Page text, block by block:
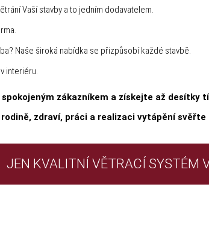
Vaší stavby a to jedním dodavatelem.
Naše široká nabídka se přizpůsobí každé stavbě.
interiéru.
zákazníkem a získejte až desítky
zdraví, práci a realizaci vytápění
JEN KVALITNÍ VĚTRACÍ SYSTÉM